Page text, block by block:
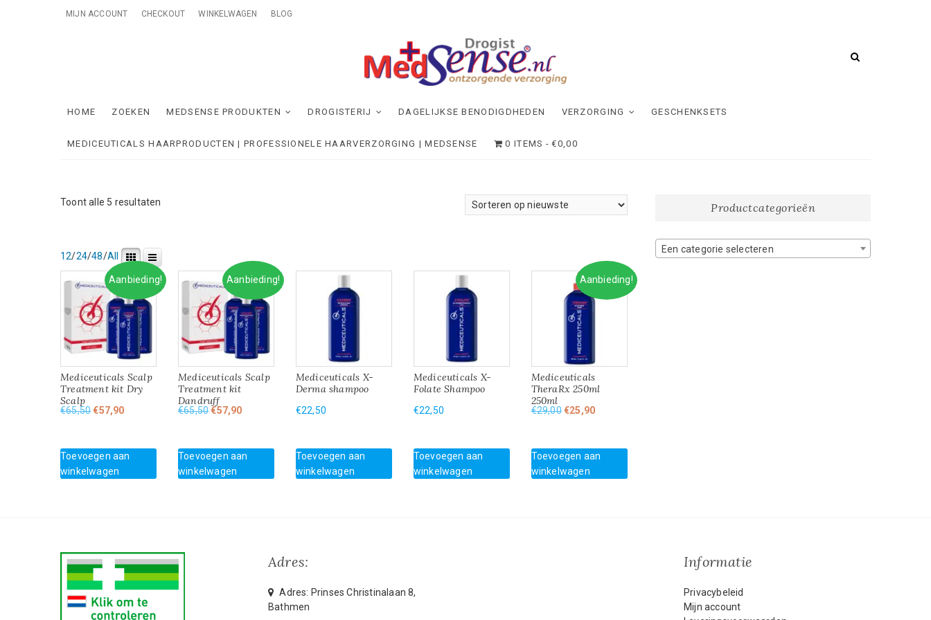
MIJN ACCOUNT CHECKOUT WINKELWAGEN BLOG
MedSense
HOME ZOEKEN MEDSENSE PRODUKTEN DROGISTERIJ DAGELIJKSE BENODIGDHEDEN VERZORGING GESCHENKSETS
MEDICEUTICALS HAARPRODUCTEN | PROFESSIONELE HAARVERZORGING | MEDSENSE 0 ITEMS €0,00
Toont alle 5 resultaten
12/24/48/All
Aanbieding!
Mediceuticals Scalp
Treatment kit Dry
Scalp
€65,50Oorspronkelijke
€65,50.
€57,90Huidige
€57,90.
Toevoegen aan
winkelwagen
Aanbieding!
Mediceuticals Scalp
Treatment kit
Dandruff
€65,50Oorspronkelijke
€65,50.
€57,90Huidige
€57,90.
Toevoegen aan
winkelwagen
Mediceuticals X-
Derma shampoo
€22,50
Toevoegen aan
winkelwagen
Mediceuticals X-
Folate Shampoo
€22,50
Toevoegen aan
winkelwagen
Aanbieding!
Mediceuticals
TheraRx 250ml
250ml
€29,00Oorspronkelijke
€29,00.
€25,90Huidige
€25,90.
Toevoegen aan
winkelwagen
Productcategorieën
Een categorie selecteren
Adres:
Adres: Prinses Christinalaan 8,
Bathmen
Informatie
Privacybeleid
Mijn account